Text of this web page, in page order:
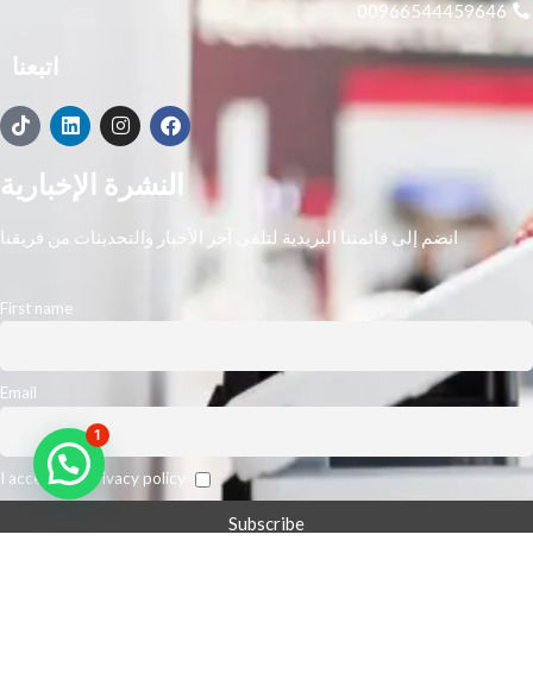
00966544459646
اتبعنا
النشرة الإخبارية
انضم إلى قائمتنا البريدية لتلقي آخر الأخبار والتحديثات من فريقنا
First name
Email
1